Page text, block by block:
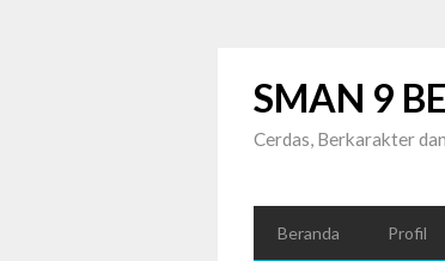
SMAN 9
Cerdas, Berkarakter
Beranda Profil